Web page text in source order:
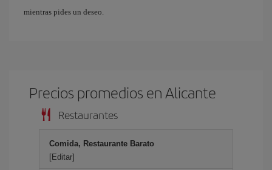
mientras pides un deseo.
Precios promedios en Alicante
Restaurantes
Comida, Restaurante Barato
[Editar]